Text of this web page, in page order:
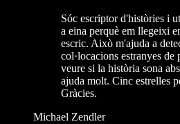
Sóc escriptor d'històries i
a eina perquè em llegeixi
escric. Això m'ajuda a
col·locacions estranyes de
veure si la història sona
ajuda molt. Cinc estrelles
Gràcies.
Michael Zendler